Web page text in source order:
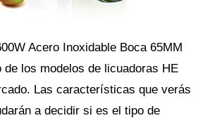
Acero Inoxidable Boca 65MM
de los modelos de licuadoras HE
Las características que verás
a decidir si es el tipo de